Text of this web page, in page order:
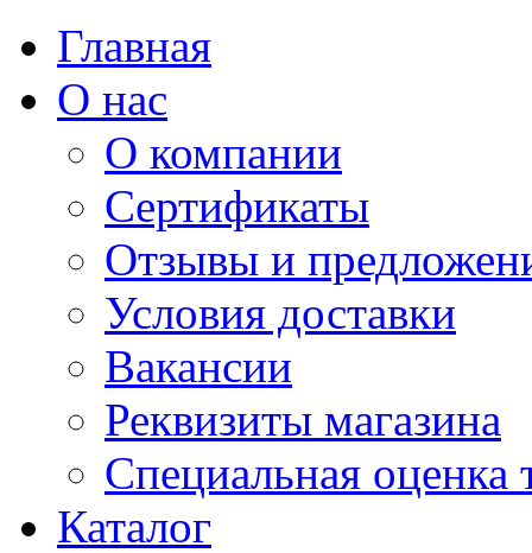
Главная
О нас
О компании
Сертификаты
Отзывы и
Условия доставки
Вакансии
Реквизиты магазина
Специальная оценка
Каталог